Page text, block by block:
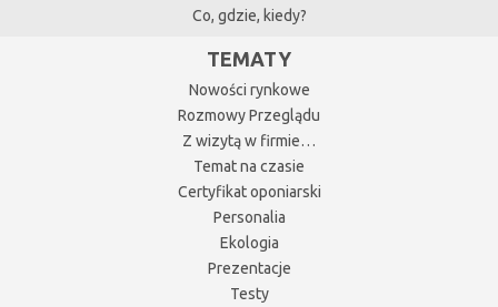
Co, gdzie, kiedy?
TEMATY
Nowości rynkowe
Rozmowy Przeglądu
Z wizytą w firmie…
Temat na czasie
Certyfikat oponiarski
Personalia
Ekologia
Prezentacje
Testy